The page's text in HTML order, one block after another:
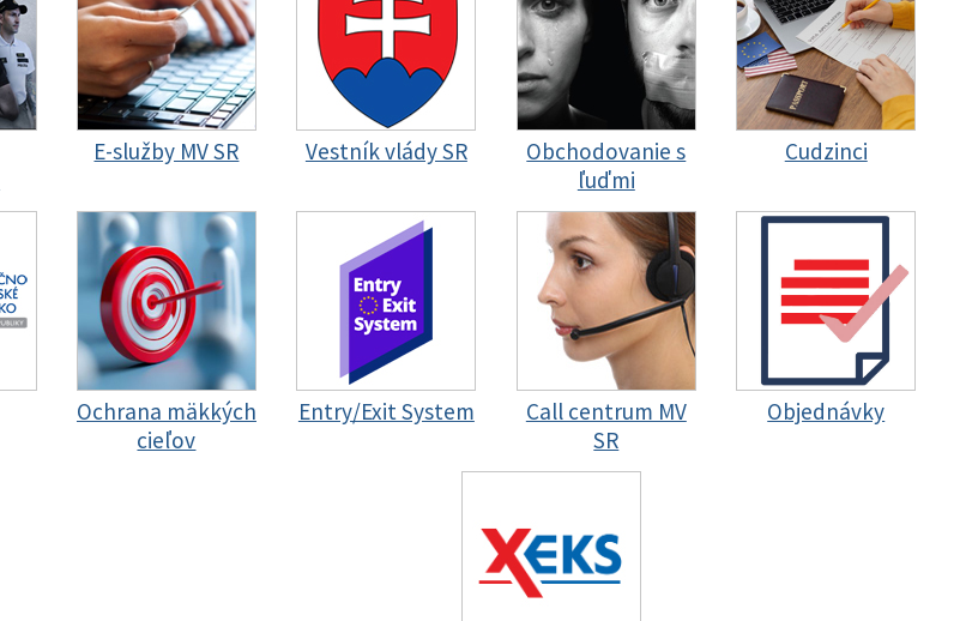
E-služby MV SR Vestník vlády SR
Obchodovanie s
ľuďmi
Cudzinci
Ochrana mäkkých
cieľov
Entry/Exit System
Call centrum MV
SR
Objednávky